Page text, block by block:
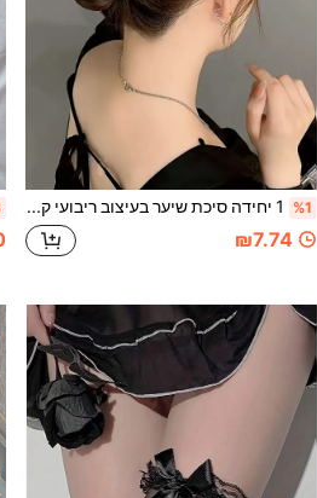
%1 1 יחידה סיכת שיער בעיצוב ריבועי קז'ואל, אביזר לשיער, סיכת שיער, תפס לשיער, סיכת שיער, ציוד לבית הספר, אביזרי שיער לנשים
₪7.74